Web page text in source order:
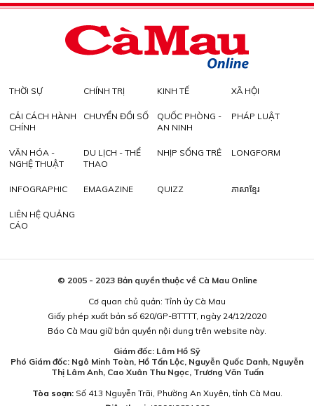
THỜI SỰ CHÍNH TRỊ KINH TẾ XÃ HỘI
CẢI CÁCH HÀNH
CHÍNH
CHUYỂN ĐỔI SỐ
QUỐC PHÒNG -
AN NINH
PHÁP LUẬT
VĂN HÓA -
NGHỆ THUẬT
DU LỊCH - THỂ
THAO
NHỊP SỐNG TRẺ LONGFORM
INFOGRAPHIC EMAGAZINE QUIZZ ភាសាខ្មែរ
LIÊN HỆ QUẢNG
CÁO
© 2005 - 2023 Bản quyền thuộc về Cà Mau Online
Cơ quan chủ quản: Tỉnh ủy Cà Mau
Giấy phép xuất bản số 620/GP-BTTTT, ngày 24/12/2020
Báo Cà Mau giữ bản quyền nội dung trên website này.
Giám đốc: Lâm Hồ Sỹ
Phó Giám đốc: Ngô Minh Toàn, Hồ Tấn Lộc, Nguyễn Quốc Danh, Nguyễn
Thị Lâm Anh, Cao Xuân Thu Ngọc, Trương Văn Tuấn
Tòa soạn:Số 413 Nguyễn Trãi, Phường An Xuyên, tỉnh Cà Mau.